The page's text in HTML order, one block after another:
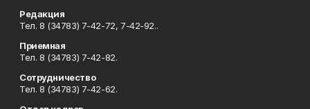
Редакция
Тел. 8 (34783) 7-42-72, 7-42-92..
Приемная
Тел. 8 (34783) 7-42-82.
Сотрудничество
Тел. 8 (34783) 7-42-62.